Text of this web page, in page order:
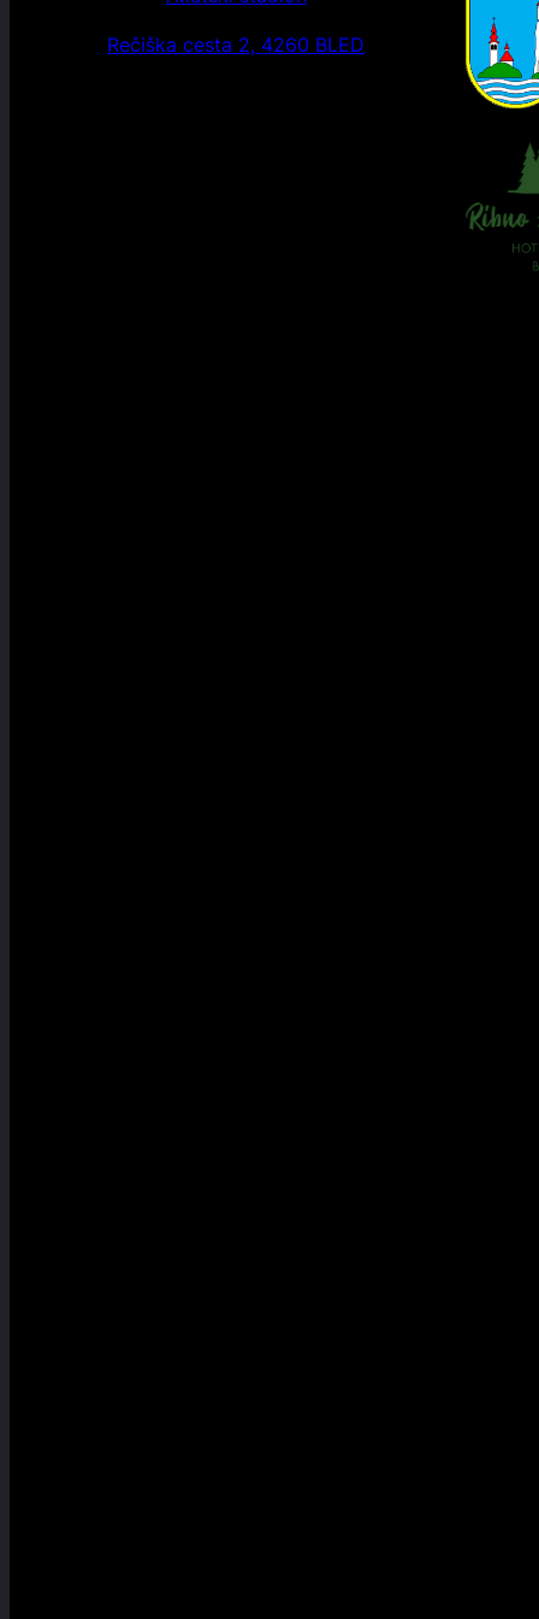
Rečiška cesta 2, 4260 BLED